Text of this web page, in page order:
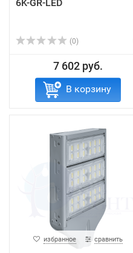
6K-GR-LED
(0)
7 602 руб.
В корзину
избранное сравнить